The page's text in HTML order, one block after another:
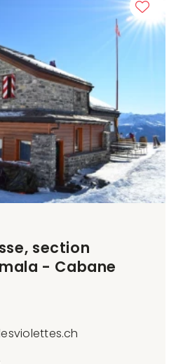
section
- Cabane